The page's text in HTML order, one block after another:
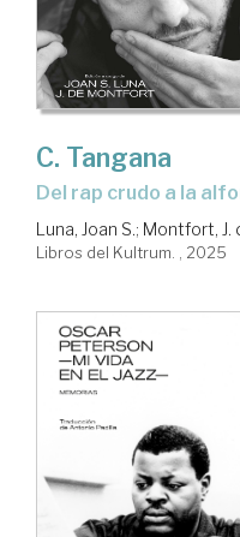
C. Tangana
Del rap crudo a la
Luna, Joan S.; Montfort, J.
Libros del Kultrum. , 2025